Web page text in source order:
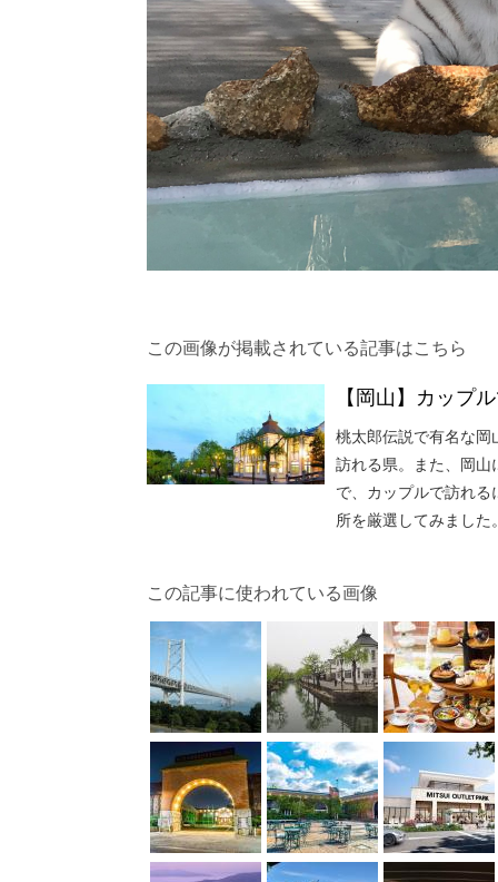
この画像が掲載されている記事はこちら
【岡山】カップ
桃太郎伝説で有名な岡
訪れる県。また、岡山
で、カップルで訪れ
所を厳選してみました
この記事に使われている画像